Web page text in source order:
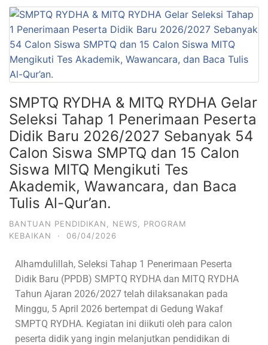
SMPTQ RYDHA & MITQ RYDHA Gelar
Seleksi Tahap 1 Penerimaan Peserta
Didik Baru 2026/2027 Sebanyak 54
Calon Siswa SMPTQ dan 15 Calon
Siswa MITQ Mengikuti Tes
Akademik, Wawancara, dan Baca
Tulis Al-Qur’an.
BANTUAN PENDIDIKAN NEWS
PROGRAM
KEBAIKAN
· 06/04/2026
Alhamdulillah, Seleksi Tahap 1 Penerimaan Peserta
Didik Baru (PPDB) SMPTQ RYDHA dan MITQ RYDHA
Tahun Ajaran 2026/2027 telah dilaksanakan pada
Minggu, 5 April 2026 bertempat di Gedung Wakaf
SMPTQ RYDHA. Kegiatan ini diikuti oleh para calon
peserta didik yang ingin melanjutkan pendidikan di